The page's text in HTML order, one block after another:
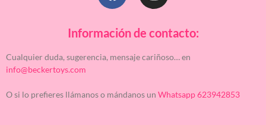
Información de contacto:
Cualquier duda, sugerencia, mensaje cariñoso… en
info@beckertoys.com
O si lo prefieres llámanos o mándanos un Whatsapp 623942853